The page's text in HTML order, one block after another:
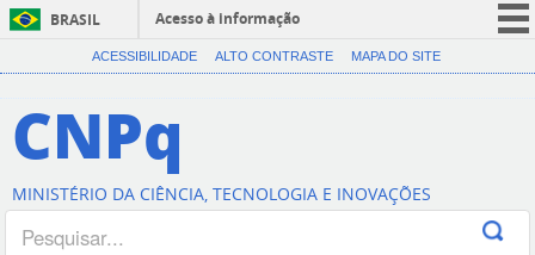
BRASIL
Acesso à informação
CORONAVÍRUS (COVID-19)
Canais
ACESSIBILIDADE ALTO CONTRASTE MAPA DO SITE
CNPq
MINISTÉRIO DA CIÊNCIA, TECNOLOGIA E INOVAÇÕES